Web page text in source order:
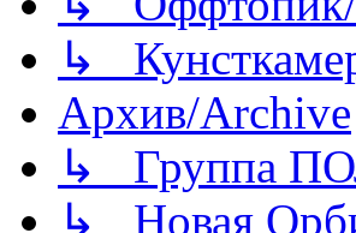
↳
Архив/Archive
↳ Группа
↳ Новая